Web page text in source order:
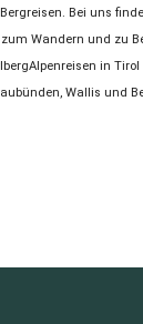
Bei uns
Wandern und zu
in
Wallis und